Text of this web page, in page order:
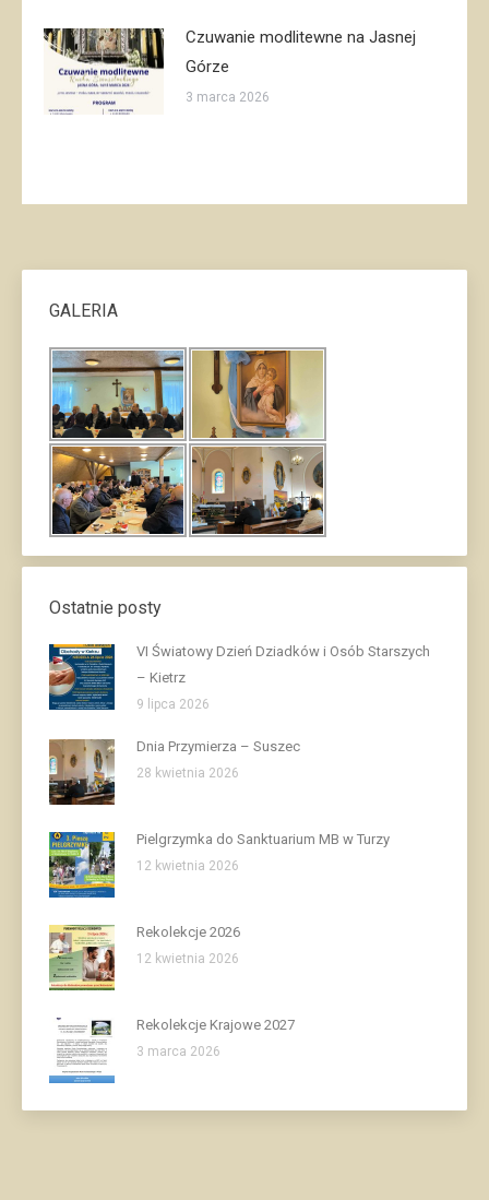
Czuwanie modlitewne na Jasnej
Górze
3 marca 2026
GALERIA
Ostatnie posty
VI Światowy Dzień Dziadków i Osób Starszych
– Kietrz
9 lipca 2026
Dnia Przymierza – Suszec
28 kwietnia 2026
Pielgrzymka do Sanktuarium MB w Turzy
12 kwietnia 2026
Rekolekcje 2026
12 kwietnia 2026
Rekolekcje Krajowe 2027
3 marca 2026